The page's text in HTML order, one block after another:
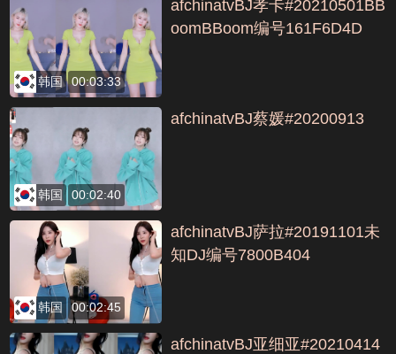
韩国 00:03:33
afchinatvBJ孝卡#20210501BB
oomBBoom编号161F6D4D
韩国 00:02:40
afchinatvBJ蔡媛#20200913
韩国 00:02:45
afchinatvBJ萨拉#20191101未
知DJ编号7800B404
afchinatvBJ亚细亚#20210414